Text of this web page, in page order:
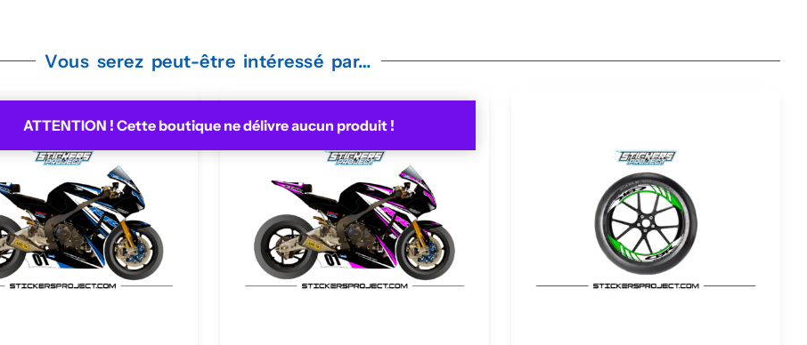
ATTENTION ! Cette boutique ne délivre aucun produit !
Vous serez peut-être intéressé par…